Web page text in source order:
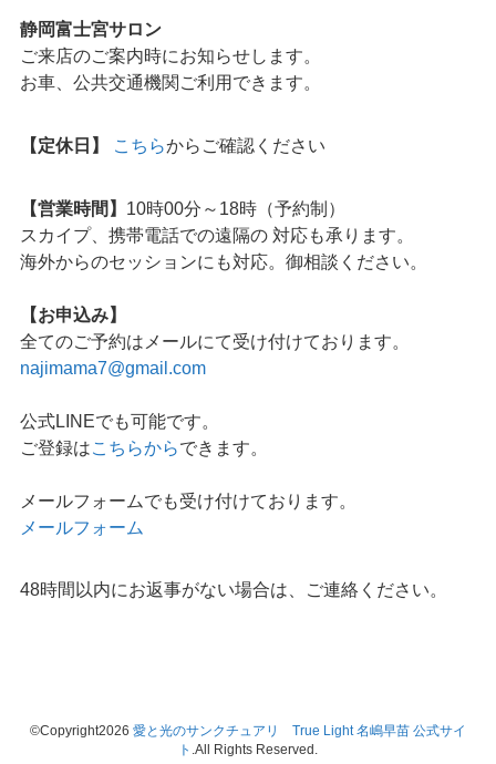
静岡富士宮サロン
ご来店のご案内時にお知らせします。
お車、公共交通機関ご利用できます。
【定休日】 こちらからご確認ください
【営業時間】 10時00分～18時（予約制）
スカイプ、携帯電話での遠隔の 対応も承ります。
海外からのセッションにも対応。御相談ください。
【お申込み】
全てのご予約はメールにて受け付けております。
najimama7@gmail.com
公式LINEでも可能です。
ご登録は こちらからできます。
メールフォームでも受け付けております。
メールフォーム
48時間以内にお返事がない場合は、ご連絡ください。
©Copyright2026 愛と光のサンクチュアリ True Light 名嶋早苗 公式サイ
ト .All Rights Reserved.